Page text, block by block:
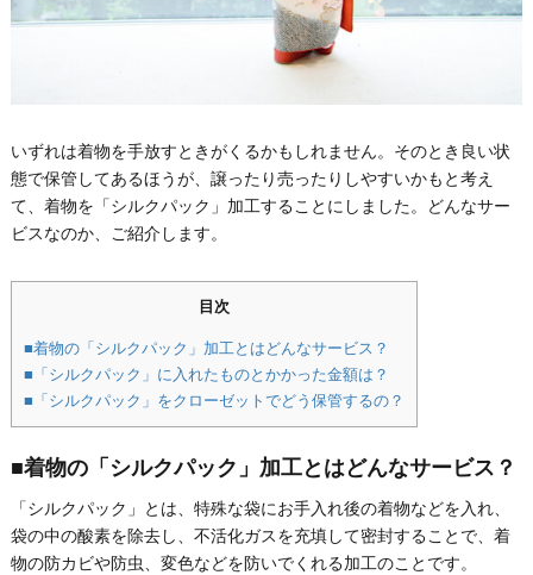
いずれは着物を手放すときがくるかもしれません。そのとき良い状
態で保管してあるほうが、譲ったり売ったりしやすいかもと考え
て、着物を「シルクパック」加工することにしました。どんなサー
ビスなのか、ご紹介します。
目次
■着物の「シルクパック」加工とはどんなサービス？
■「シルクパック」に入れたものとかかった金額は？
■「シルクパック」をクローゼットでどう保管するの？
■着物の「シルクパック」加工とはどんなサービス？
「シルクパック」とは、特殊な袋にお手入れ後の着物などを入れ、
袋の中の酸素を除去し、不活化ガスを充填して密封することで、着
物の防カビや防虫、変色などを防いでくれる加工のことです。